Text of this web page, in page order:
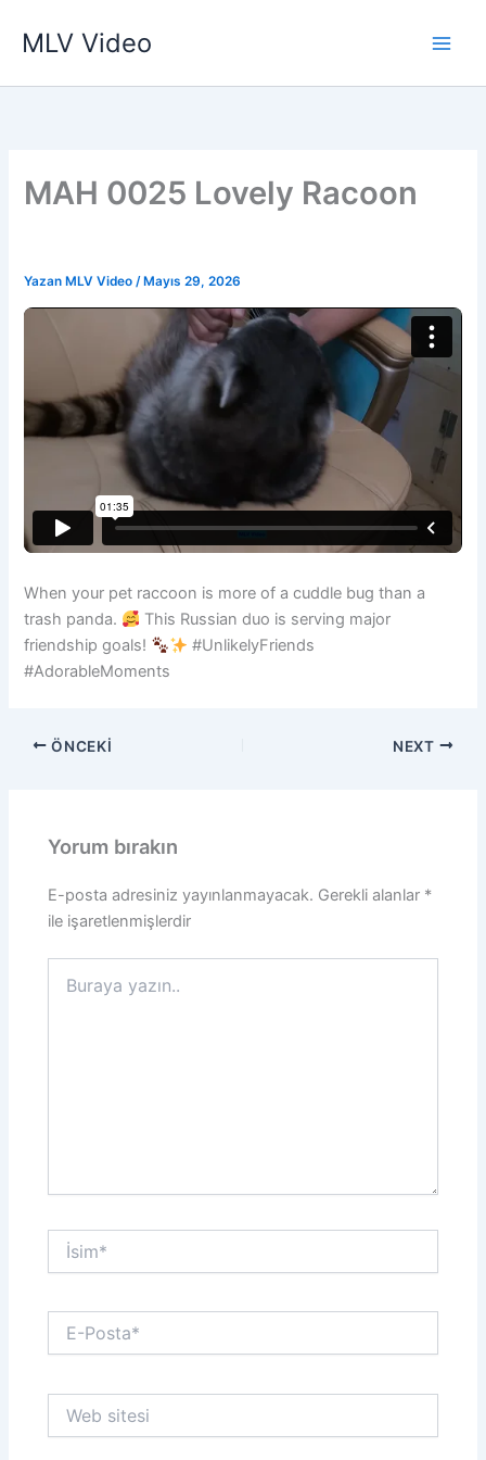
atlaMLV Video
MAH 0025 Lovely Racoon
Yazan MLV Video/ Mayıs 29, 2026
When your pet raccoon is more of a cuddle bug than a
trash panda.
This Russian duo is serving major
friendship goals!
#UnlikelyFriends
#AdorableMoments
ÖNCEKI NEXT
Yorum bırakın
E-posta adresiniz yayınlanmayacak. Gerekli alanlar *
ile işaretlenmişlerdir
yazın..
İsim*
Posta*
sitesi